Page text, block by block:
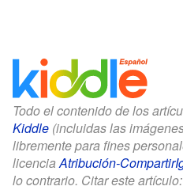
Todo el contenido de los
Kiddle (incluidas las
libremente para fines
licenciaAtribución-
lo contrario. Citar este artículo: